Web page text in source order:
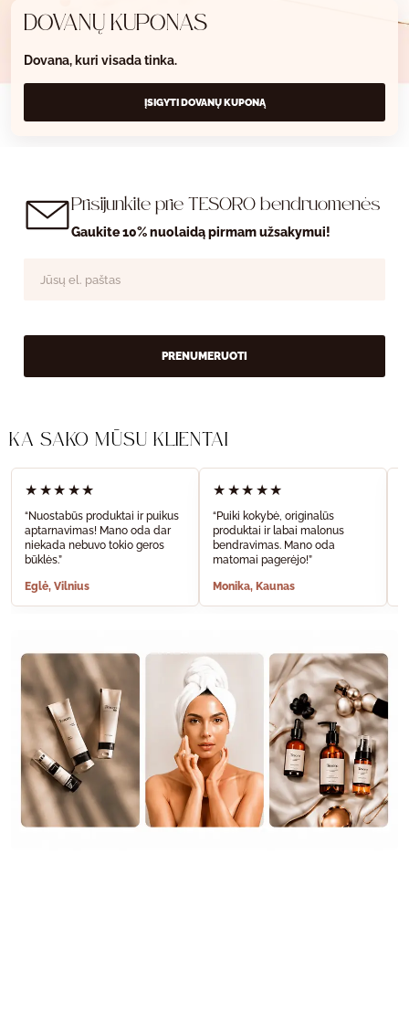
DOVANŲ KUPONAS
Dovana, kuri visada tinka.
ĮSIGYTI DOVANŲ KUPONĄ
Prisijunkite prie TESORO bendruomenės
Gaukite 10% nuolaidą pirmam užsakymui!
PRENUMERUOTI
KĄ SAKO MŪSŲ KLIENTAI
★★★★★
“Nuostabūs produktai ir puikus
aptarnavimas! Mano oda dar
niekada nebuvo tokio geros
būklės.”
Eglė, Vilnius
★★★★★
“Puiki kokybė, originalūs
produktai ir labai malonus
bendravimas. Mano oda
matomai pagerėjo!”
Monika, Kaunas